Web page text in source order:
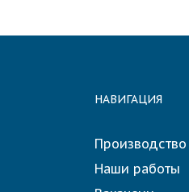
НАВИГАЦИЯ
Производство
Наши работы